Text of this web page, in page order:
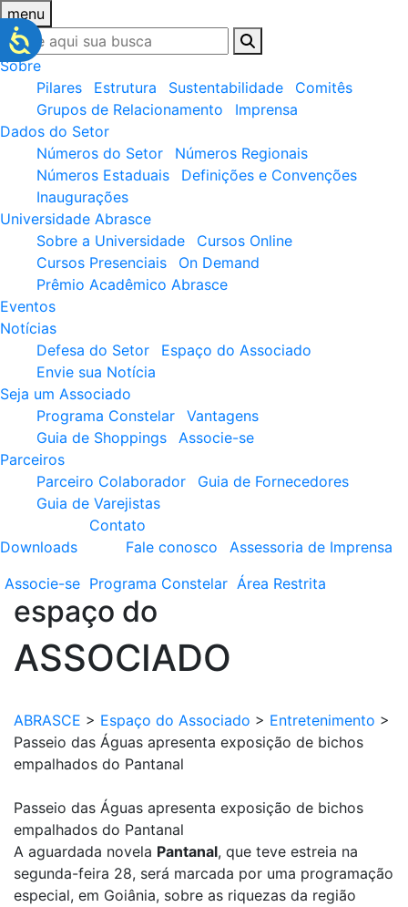
menu
Sobre
Pilares
Estrutura Sustentabilidade
Comitês
Grupos de Relacionamento
Imprensa
Dados do Setor
Números do Setor
Números Regionais
Números Estaduais
Definições e Convenções
Inaugurações
Universidade Abrasce
Sobre a Universidade
Cursos Online
Cursos Presenciais
On Demand
Prêmio Acadêmico Abrasce
Eventos
Notícias
Defesa do Setor
Espaço do Associado
Envie sua Notícia
Seja um Associado
Programa Constelar
Vantagens
Guia de Shoppings
Associe-se
Parceiros
Parceiro Colaborador
Guia de Fornecedores
Guia de Varejistas
Downloads
Contato
Fale conosco
Assessoria de Imprensa
Associe-se Programa Constelar Área Restrita
espaço do
ASSOCIADO
ABRASCE > Espaço do Associado > Entretenimento >
Passeio das Águas apresenta exposição de bichos
empalhados do Pantanal
Passeio das Águas apresenta exposição de bichos
empalhados do Pantanal
A aguardada novela Pantanal, que teve estreia na
segunda-feira 28, será marcada por uma programação
especial, em Goiânia, sobre as riquezas da região